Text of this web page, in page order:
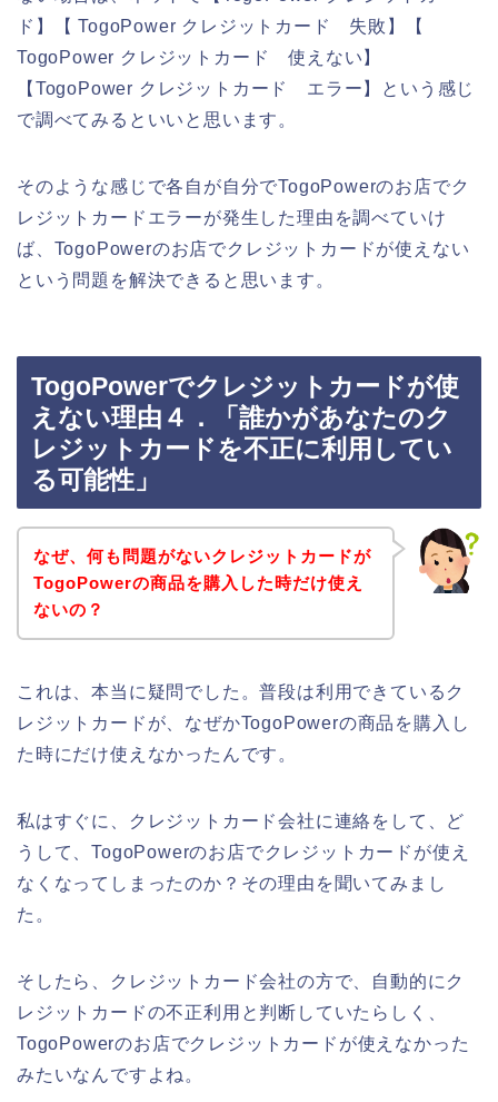
ド】【 TogoPower クレジットカード 失敗】【
TogoPower クレジットカード 使えない】
【TogoPower クレジットカード エラー】という感じ
で調べてみるといいと思います。
そのような感じで各自が自分でTogoPowerのお店でク
レジットカードエラーが発生した理由を調べていけ
ば、TogoPowerのお店でクレジットカードが使えない
という問題を解決できると思います。
TogoPowerでクレジットカードが使
えない理由４．「誰かがあなたのク
レジットカードを不正に利用してい
る可能性」
なぜ、何も問題がないクレジットカードが
TogoPowerの商品を購入した時だけ使え
ないの？
これは、本当に疑問でした。普段は利用できているク
レジットカードが、なぜかTogoPowerの商品を購入し
た時にだけ使えなかったんです。
私はすぐに、クレジットカード会社に連絡をして、ど
うして、TogoPowerのお店でクレジットカードが使え
なくなってしまったのか？その理由を聞いてみまし
た。
そしたら、クレジットカード会社の方で、自動的にク
レジットカードの不正利用と判断していたらしく、
TogoPowerのお店でクレジットカードが使えなかった
みたいなんですよね。